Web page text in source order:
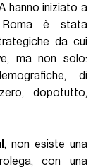
hanno iniziato a
Roma è stata
da cui
ma non solo:
di
dopotutto,
, non esiste una
con una